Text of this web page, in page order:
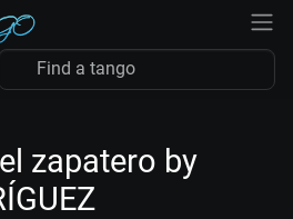
zapatero by